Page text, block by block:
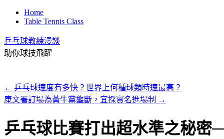
Home
Table Tennis Class
乒乓球教練漫談
助你球技飛躍
← 乒乓球速度有多快？世界上何種球類時速最高？
康文署訂場為黃牛黨壟斷，宜採實名進場制
→
乒乓球比賽打出超水準之秘密